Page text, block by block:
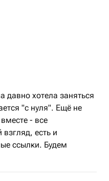
который помогает
с профессиональным
ситуации;
в какие архивы
давно хотела заняться
"с нуля". Ещё не
- все
есть и
ссылки. Будем